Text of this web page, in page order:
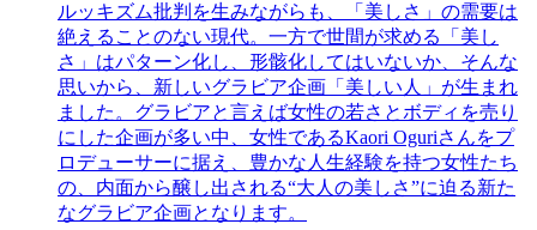
ルッキズム批判を生みながらも、「美しさ」の需要は
絶えることのない現代。一方で世間が求める「美し
さ」はパターン化し、形骸化してはいないか、そんな
思いから、新しいグラビア企画「美しい人」が生まれ
ました。グラビアと言えば女性の若さとボディを売り
にした企画が多い中、女性であるKaori Oguriさんをプ
ロデューサーに据え、豊かな人生経験を持つ女性たち
の、内面から醸し出される“大人の美しさ”に迫る新た
なグラビア企画となります。